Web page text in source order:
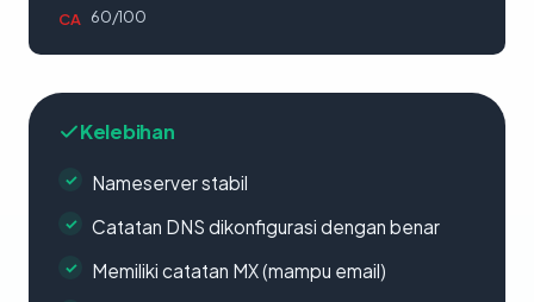
CA 60/100
Kelebihan
Nameserver stabil
Catatan DNS dikonfigurasi dengan benar
Memiliki catatan MX (mampu email)